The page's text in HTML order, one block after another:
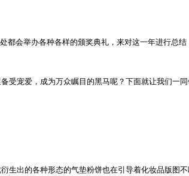
都会举办各种各样的颁奖典礼，来对这一年进行总
受宠爱，成为万众瞩目的黑马呢？下面就让我们一同
生出的各种形态的气垫粉饼也在引导着化妆品版图